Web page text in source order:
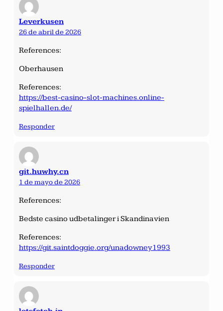
Leverkusen
26 de abril de 2026
References:
Oberhausen
References:
https://best-casino-slot-machines.online-
spielhallen.de/
Responder
git.huwhy.cn
1 de mayo de 2026
References:
Bedste casino udbetalinger i Skandinavien
References:
https://git.saintdoggie.org/unadowney1993
Responder